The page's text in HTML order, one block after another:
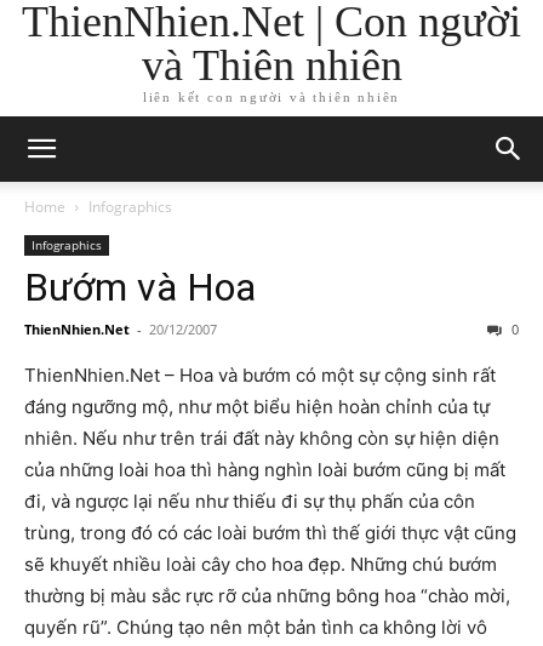
ThienNhien.Net | Con người
và Thiên nhiên
liên kết con người và thiên nhiên
Home Infographics
Infographics
Bướm và Hoa
ThienNhien.Net - 20/12/2007 0
ThienNhien.Net – Hoa và bướm có một sự cộng sinh rất
đáng ngưỡng mộ, như một biểu hiện hoàn chỉnh của tự
nhiên. Nếu như trên trái đất này không còn sự hiện diện
của những loài hoa thì hàng nghìn loài bướm cũng bị mất
đi, và ngược lại nếu như thiếu đi sự thụ phấn của côn
trùng, trong đó có các loài bướm thì thế giới thực vật cũng
sẽ khuyết nhiều loài cây cho hoa đẹp. Những chú bướm
thường bị màu sắc rực rỡ của những bông hoa “chào mời,
quyến rũ”. Chúng tạo nên một bản tình ca không lời vô